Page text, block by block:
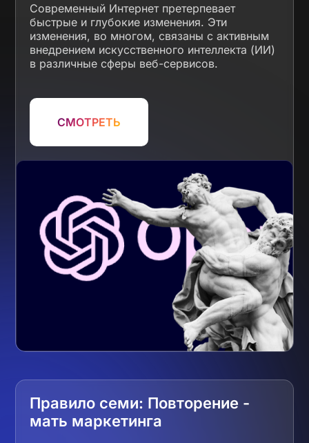
Современный Интернет претерпевает
быстрые и глубокие изменения. Эти
изменения, во многом, связаны с активным
внедрением искусственного интеллекта (ИИ)
в различные сферы веб-сервисов.
СМОТРЕТЬ
Правило семи: Повторение -
мать маркетинга